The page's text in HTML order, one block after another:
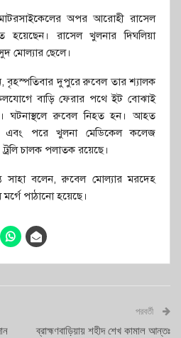
অপর আরোহী রাসেল
রাসেল খুলনার দিঘলিয়া
মোল্যার ছেলে।
বৃহস্পতিবার দুপুরে রুবেল তার শ্যালক
বাড়ি ফেরার পথে ইট বোঝাই
ঘটনাস্থলে রুবেল নিহত হন। আহত
এবং পরে খুলনা মেডিকেল কলেজ
চালক পলাতক রয়েছে।
সাহা বলেন, রুবেল মোল্যার মরদেহ
পাঠানো হয়েছে।
পরবর্তী
ব্রাহ্মণবাড়িয়ায় শহীদ শেখ কামাল আন্তঃ